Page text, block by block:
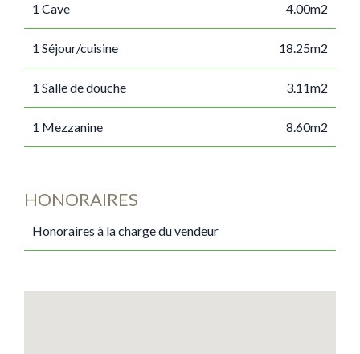
1 Cave 4.00m2
1 Séjour/cuisine 18.25m2
1 Salle de douche 3.11m2
1 Mezzanine 8.60m2
HONORAIRES
Honoraires à la charge du vendeur